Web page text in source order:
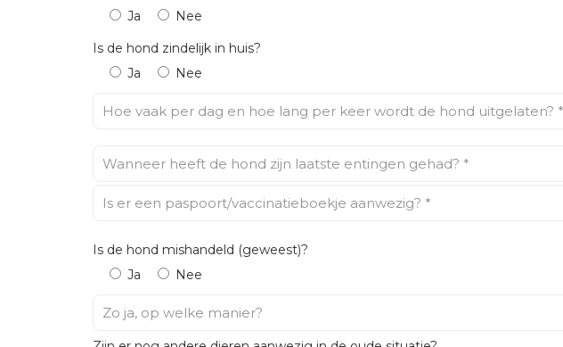
Ja
Nee
Is de hond zindelijk in huis?
Ja
Nee
Is de hond mishandeld (geweest)?
Ja
Nee